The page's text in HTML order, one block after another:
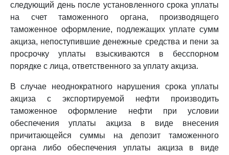
следующий день после установленного срока уплаты
на счет таможенного органа, производящего
таможенное оформление, подлежащих уплате сумм
акциза, непоступившие денежные средства и пени за
просрочку уплаты взыскиваются в бесспорном
порядке с лица, ответственного за уплату акциза.
В случае неоднократного нарушения срока уплаты
акциза с экспортируемой нефти производить
таможенное оформление нефти при условии
обеспечения уплаты акциза в виде внесения
причитающейся суммы на депозит таможенного
органа либо обеспечения уплаты акциза в виде